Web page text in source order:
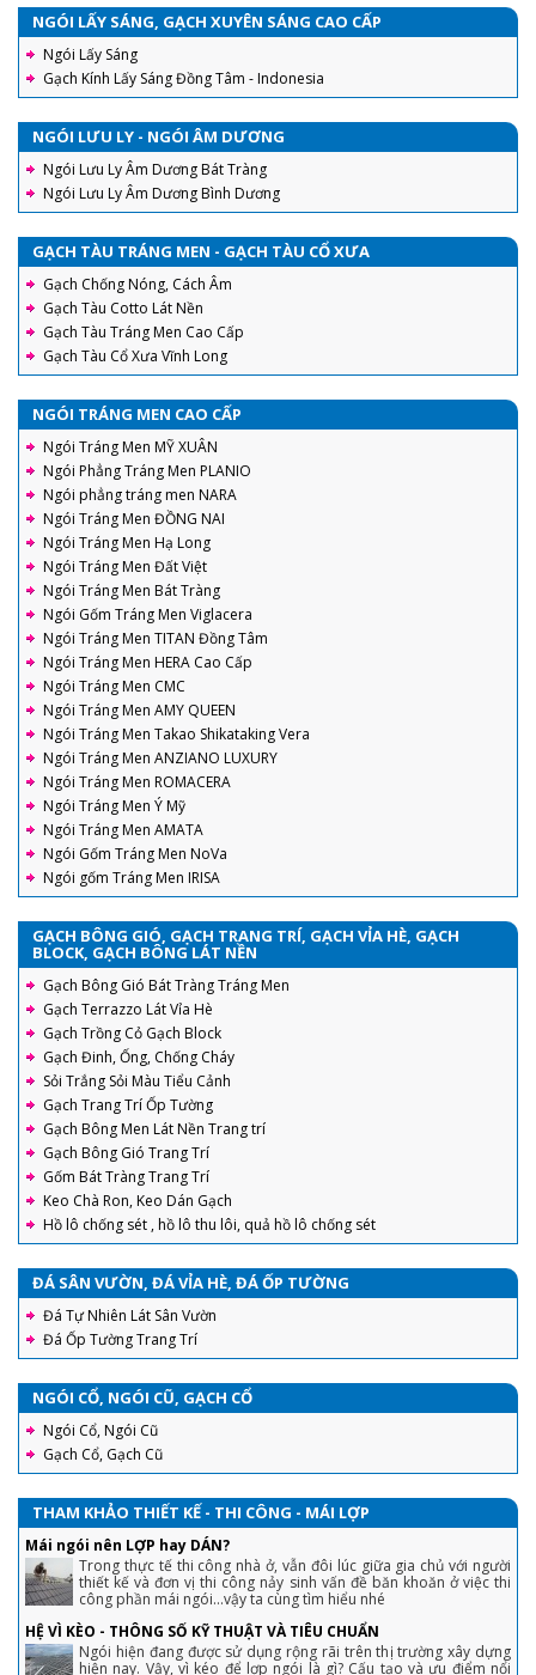
NGÓI LẤY SÁNG, GẠCH XUYÊN SÁNG CAO CẤP
Ngói Lấy Sáng
Gạch Kính Lấy Sáng Đồng Tâm - Indonesia
NGÓI LƯU LY - NGÓI ÂM DƯƠNG
Ngói Lưu Ly Âm Dương Bát Tràng
Ngói Lưu Ly Âm Dương Bình Dương
GẠCH TÀU TRÁNG MEN - GẠCH TÀU CỔ XƯA
Gạch Chống Nóng, Cách Âm
Gạch Tàu Cotto Lát Nền
Gạch Tàu Tráng Men Cao Cấp
Gạch Tàu Cổ Xưa Vĩnh Long
NGÓI TRÁNG MEN CAO CẤP
Ngói Tráng Men MỸ XUÂN
Ngói Phẳng Tráng Men PLANIO
Ngói phẳng tráng men NARA
Ngói Tráng Men ĐỒNG NAI
Ngói Tráng Men Hạ Long
Ngói Tráng Men Đất Việt
Ngói Tráng Men Bát Tràng
Ngói Gốm Tráng Men Viglacera
Ngói Tráng Men TITAN Đồng Tâm
Ngói Tráng Men HERA Cao Cấp
Ngói Tráng Men CMC
Ngói Tráng Men AMY QUEEN
Ngói Tráng Men Takao Shikataking Vera
Ngói Tráng Men ANZIANO LUXURY
Ngói Tráng Men ROMACERA
Ngói Tráng Men Ý Mỹ
Ngói Tráng Men AMATA
Ngói Gốm Tráng Men NoVa
Ngói gốm Tráng Men IRISA
GẠCH BÔNG GIÓ, GẠCH TRANG TRÍ, GẠCH VỈA HÈ, GẠCH
BLOCK, GẠCH BÔNG LÁT NỀN
Gạch Bông Gió Bát Tràng Tráng Men
Gạch Terrazzo Lát Vỉa Hè
Gạch Trồng Cỏ Gạch Block
Gạch Đinh, Ống, Chống Cháy
Sỏi Trắng Sỏi Màu Tiểu Cảnh
Gạch Trang Trí Ốp Tường
Gạch Bông Men Lát Nền Trang trí
Gạch Bông Gió Trang Trí
Gốm Bát Tràng Trang Trí
Keo Chà Ron, Keo Dán Gạch
Hồ lô chống sét , hồ lô thu lôi, quả hồ lô chống sét
ĐÁ SÂN VƯỜN, ĐÁ VỈA HÈ, ĐÁ ỐP TƯỜNG
Đá Tự Nhiên Lát Sân Vườn
Đá Ốp Tường Trang Trí
NGÓI CỔ, NGÓI CŨ, GẠCH CỔ
Ngói Cổ, Ngói Cũ
Gạch Cổ, Gạch Cũ
THAM KHẢO THIẾT KẾ - THI CÔNG - MÁI LỢP
Mái ngói nên LỢP hay DÁN?
Trong thực tế thi công nhà ở, vẫn đôi lúc giữa gia chủ với người
thiết kế và đơn vị thi công nảy sinh vấn đề băn khoăn ở việc thi
công phần mái ngói...vậy ta cùng tìm hiểu nhé
HỆ VÌ KÈO - THÔNG SỐ KỸ THUẬT VÀ TIÊU CHUẨN
Ngói hiện đang được sử dụng rộng rãi trên thị trường xây dựng
hiện nay. Vậy, vì kéo để lợp ngói là gì? Cấu tạo và ưu điểm nổi